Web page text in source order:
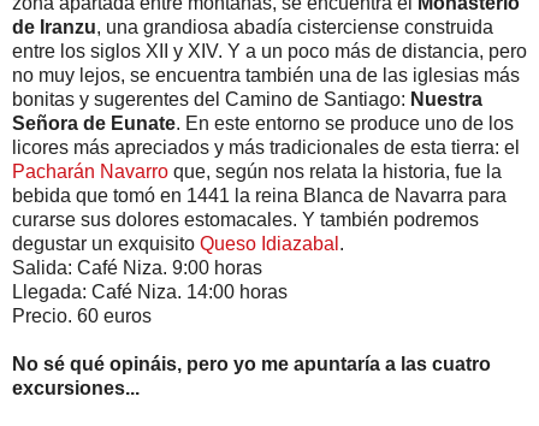
de Iranzu, una grandiosa abadía cisterciense construida
entre los siglos XII y XIV. Y a un poco más de distancia, pero
no muy lejos, se encuentra también una de las iglesias más
bonitas y sugerentes del Camino de Santiago: Nuestra
Señora de Eunate. En este entorno se produce uno de los
licores más apreciados y más tradicionales de esta tierra: el
Pacharán Navarro que, según nos relata la historia, fue la
bebida que tomó en 1441 la reina Blanca de Navarra para
curarse sus dolores estomacales. Y también podremos
degustar un exquisito Queso Idiazabal .
Salida: Café Niza. 9:00 horas
Llegada: Café Niza. 14:00 horas
Precio. 60 euros
No sé qué opináis, pero yo me apuntaría a las cuatro
excursiones...